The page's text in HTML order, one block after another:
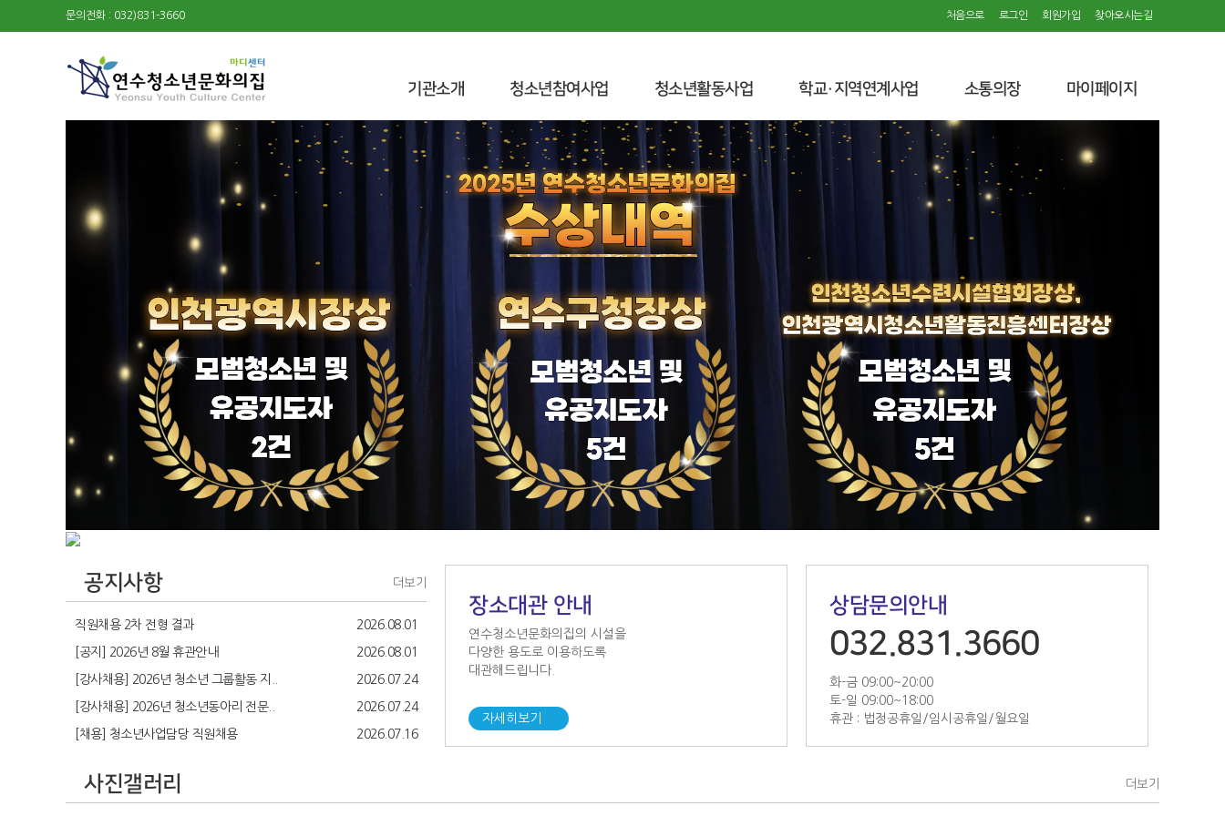
문의전화 : 032)831-3660 처음으로 로그인 회원가입 찾아오시는길
기관소개 청소년참여사업 청소년활동사업 학교·지역연계사업 소통의장 마이페이지
공지사항 더보기
직원채용 2차 전형 결과 2026.08.01
[공지] 2026년 8월 휴관안내 2026.08.01
[강사채용] 2026년 청소년 그룹활동 지.. 2026.07.24
[강사채용] 2026년 청소년동아리 전문.. 2026.07.24
[채용] 청소년사업담당 직원채용 2026.07.16
장소대관 안내
연수청소년문화의집의 시설을
다양한 용도로 이용하도록
대관해드립니다.
자세히보기
상담문의안내
032.831.3660
화-금 09:00~20:00
토-일 09:00~18:00
휴관 : 법정공휴일/임시공휴일/월요일
사진갤러리 더보기